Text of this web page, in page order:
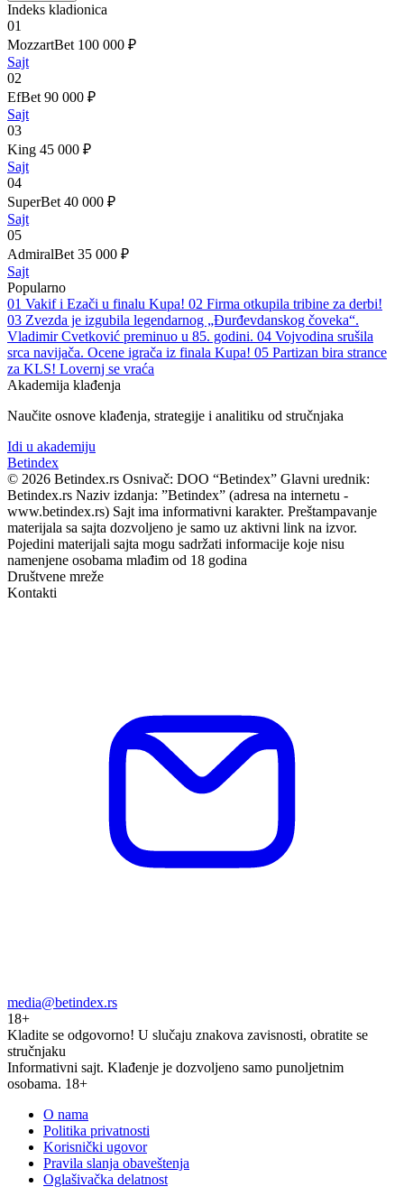
Indeks kladionica
01
MozzartBet 100 000 ₽
Sajt
02
EfBet 90 000 ₽
Sajt
03
King 45 000 ₽
Sajt
04
SuperBet 40 000 ₽
Sajt
05
AdmiralBet 35 000 ₽
Sajt
Popularno
01 Vakif i Ezači u finalu Kupa! 02 Firma otkupila tribine za derbi!
03 Zvezda je izgubila legendarnog „Đurđevdanskog čoveka“.
Vladimir Cvetković preminuo u 85. godini. 04 Vojvodina srušila
srca navijača. Ocene igrača iz finala Kupa! 05 Partizan bira strance
za KLS! Lovernj se vraća
Akademija klađenja
Naučite osnove klađenja, strategije i analitiku od stručnjaka
Idi u akademiju
Betindex
© 2026 Betindex.rs Osnivač: DOO “Betindex” Glavni urednik:
Betindex.rs Naziv izdanja: ”Betindex” (adresa na internetu -
www.betindex.rs) Sajt ima informativni karakter. Preštampavanje
materijala sa sajta dozvoljeno je samo uz aktivni link na izvor.
Pojedini materijali sajta mogu sadržati informacije koje nisu
namenjene osobama mlađim od 18 godina
Društvene mreže
Kontakti
media@betindex.rs
18+
Kladite se odgovorno! U slučaju znakova zavisnosti, obratite se
stručnjaku
Informativni sajt. Klađenje je dozvoljeno samo punoljetnim
osobama. 18+
O nama
Politika privatnosti
Korisnički ugovor
Pravila slanja obaveštenja
Oglašivačka delatnost